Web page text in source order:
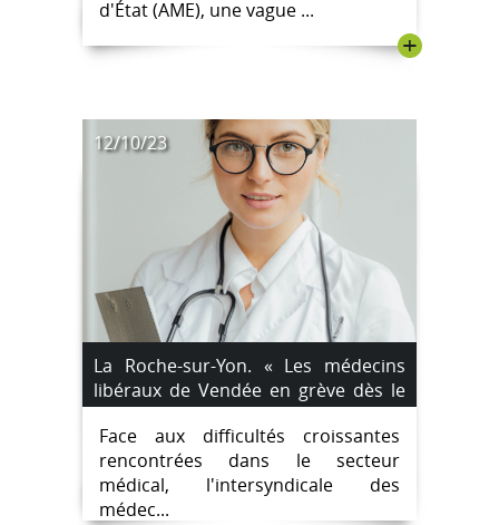
d'État (AME), une vague ...
+
12/10/23
La Roche-sur-Yon. « Les médecins
libéraux de Vendée en grève dès le
vendredi 13 octobre »
Face aux difficultés croissantes
rencontrées dans le secteur
médical, l'intersyndicale des
médec...